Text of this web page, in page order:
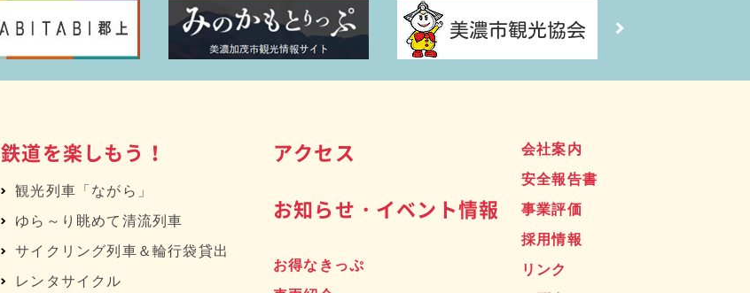
鉄道を楽しもう！
観光列車「ながら」
ゆら～り眺めて清流列車
サイクリング列車＆輪行袋貸出
レンタサイクル
アクセス
お知らせ・イベント情報
お得なきっぷ
会社案内
安全報告書
事業評価
採用情報
リンク